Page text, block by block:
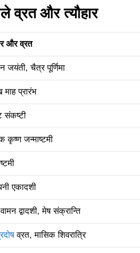
व्रत और त्यौहार
और व्रत
जयंती, चैत्र पूर्णिमा
माह प्रारंभ
संकष्टी
कृष्ण जन्माष्टमी
एकादशी
द्वादशी, मेष संक्रान्ति
व्रत, मासिक शिवरात्रि